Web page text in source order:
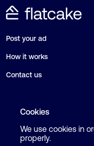
Post your ad
How it works
Contact us
Terms and Conditions
Cookies
We use cookies in
properly.